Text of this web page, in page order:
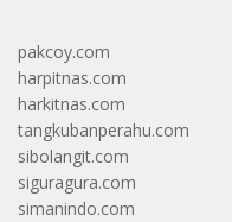
pakcoy.com
harpitnas.com
harkitnas.com
tangkubanperahu.com
sibolangit.com
siguragura.com
simanindo.com